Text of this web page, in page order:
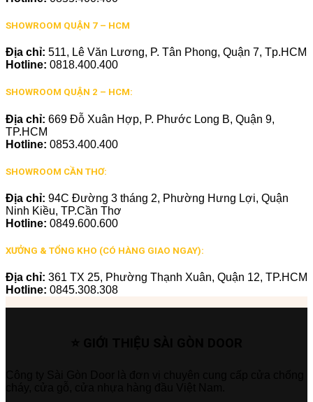
SHOWROOM QUẬN 7 – HCM
Địa chỉ: 511, Lê Văn Lương, P. Tân Phong, Quận 7, Tp.HCM
Hotline: 0818.400.400
SHOWROOM QUẬN 2 – HCM:
Địa chỉ: 669 Đỗ Xuân Hợp, P. Phước Long B, Quận 9,
TP.HCM
Hotline: 0853.400.400
SHOWROOM CẦN THƠ:
Địa chỉ: 94C Đường 3 tháng 2, Phường Hưng Lợi, Quận
Ninh Kiều, TP.Cần Thơ
Hotline: 0849.600.600
XƯỞNG & TỔNG KHO (CÓ HÀNG GIAO NGAY):
Địa chỉ: 361 TX 25, Phường Thạnh Xuân, Quận 12, TP.HCM
Hotline: 0845.308.308